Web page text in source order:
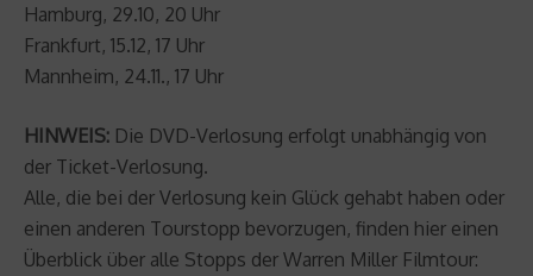
Hamburg, 29.10, 20 Uhr
Frankfurt, 15.12, 17 Uhr
Mannheim, 24.11., 17 Uhr
HINWEIS: Die DVD-Verlosung erfolgt unabhängig von
der Ticket-Verlosung.
Alle, die bei der Verlosung kein Glück gehabt haben oder
einen anderen Tourstopp bevorzugen, finden hier einen
Überblick über alle Stopps der Warren Miller Filmtour: